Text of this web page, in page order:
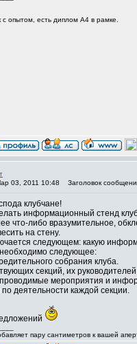
опытом, есть диплом А4 в рамке.
03, 2011 10:48
Заголовок
клубчане!
информационный стенд
что-либо вразумительное,
на стену.
следующем: какую
следующее:
собрания клуба.
секций, их
мероприятия и
деятельности каждой секции.
пару сантиметров к вашей